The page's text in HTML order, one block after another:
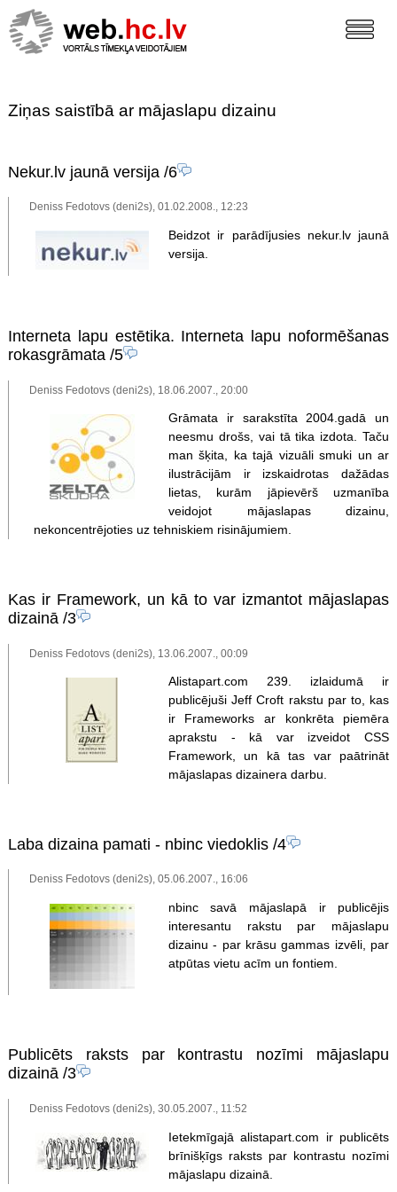
Ziņas saistībā ar mājaslapu dizainu
Nekur.lv jaunā versija/6
Deniss Fedotovs (deni2s), 01.02.2008., 12:23
Beidzot ir parādījusies nekur.lv jaunā
versija.
Interneta lapu estētika. Interneta lapu noformēšanas
rokasgrāmata/5
Deniss Fedotovs (deni2s), 18.06.2007., 20:00
Grāmata ir sarakstīta 2004.gadā un
neesmu drošs, vai tā tika izdota. Taču
man šķita, ka tajā vizuāli smuki un ar
ilustrācijām ir izskaidrotas dažādas
lietas, kurām jāpievērš uzmanība
veidojot mājaslapas dizainu,
nekoncentrējoties uz tehniskiem risinājumiem.
Kas ir Framework, un kā to var izmantot mājaslapas
dizainā/3
Deniss Fedotovs (deni2s), 13.06.2007., 00:09
Alistapart.com 239. izlaidumā ir
publicējuši Jeff Croft rakstu par to, kas
ir Frameworks ar konkrēta piemēra
aprakstu - kā var izveidot CSS
Framework, un kā tas var paātrināt
mājaslapas dizainera darbu.
Laba dizaina pamati - nbinc viedoklis/4
Deniss Fedotovs (deni2s), 05.06.2007., 16:06
nbinc savā mājaslapā ir publicējis
interesantu rakstu par mājaslapu
dizainu - par krāsu gammas izvēli, par
atpūtas vietu acīm un fontiem.
Publicēts raksts par kontrastu nozīmi mājaslapu
dizainā/3
Deniss Fedotovs (deni2s), 30.05.2007., 11:52
Ietekmīgajā alistapart.com ir publicēts
brīnišķīgs raksts par kontrastu nozīmi
mājaslapu dizainā.